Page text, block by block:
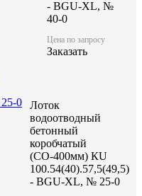
Заказать
- BGU-XL, №
40-0
Цена по запросу
Заказать
Лоток
водоотводный
бетонный
коробчатый
(СО-400мм) КU
100.54(40).57,5(49,5)
- BGU-XL, № 25-0